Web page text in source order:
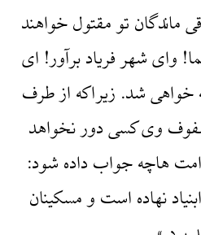
تو مقتول خواهند
و‌ای شهر فریاد برآور! ای
خواهی شد. زیراکه از طرف
وی کسی دور نخواهد
هاچه جواب داده شود:
نهاده است و مسکینان